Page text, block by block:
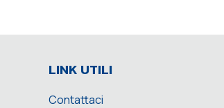
LINK UTILI
Contattaci